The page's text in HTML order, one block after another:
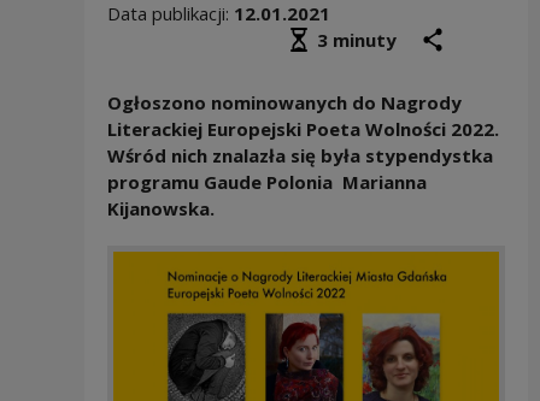
Data publikacji: 12.01.2021
Średni czas czytania
3 minuty
Ogłoszono nominowanych do Nagrody
Literackiej Europejski Poeta Wolności 2022.
Wśród nich znalazła się była stypendystka
programu Gaude Polonia Marianna
Kijanowska.